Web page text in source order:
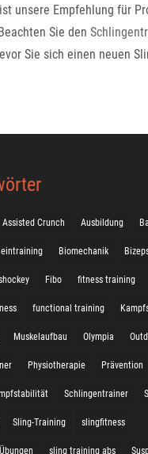
unsere Empfehlung für
Sie den
Sie sich einen neuen
Assisted Crunch Ausbildung
Biomechanik
Fibo fitness training
functional training
Muskelaufbau Olympia
Physiotherapie Prävention
Schlingentrainer
Sling-Training slingfitness
sling training abs